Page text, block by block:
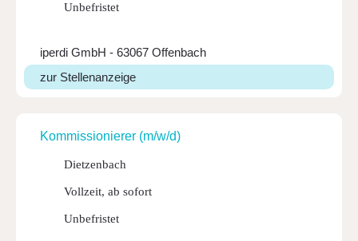
Unbefristet
iperdi GmbH - 63067 Offenbach
zur Stellenanzeige
Kommis­sio­nierer (m/w/d)
Dietzenbach
Vollzeit, ab sofort
Unbefristet